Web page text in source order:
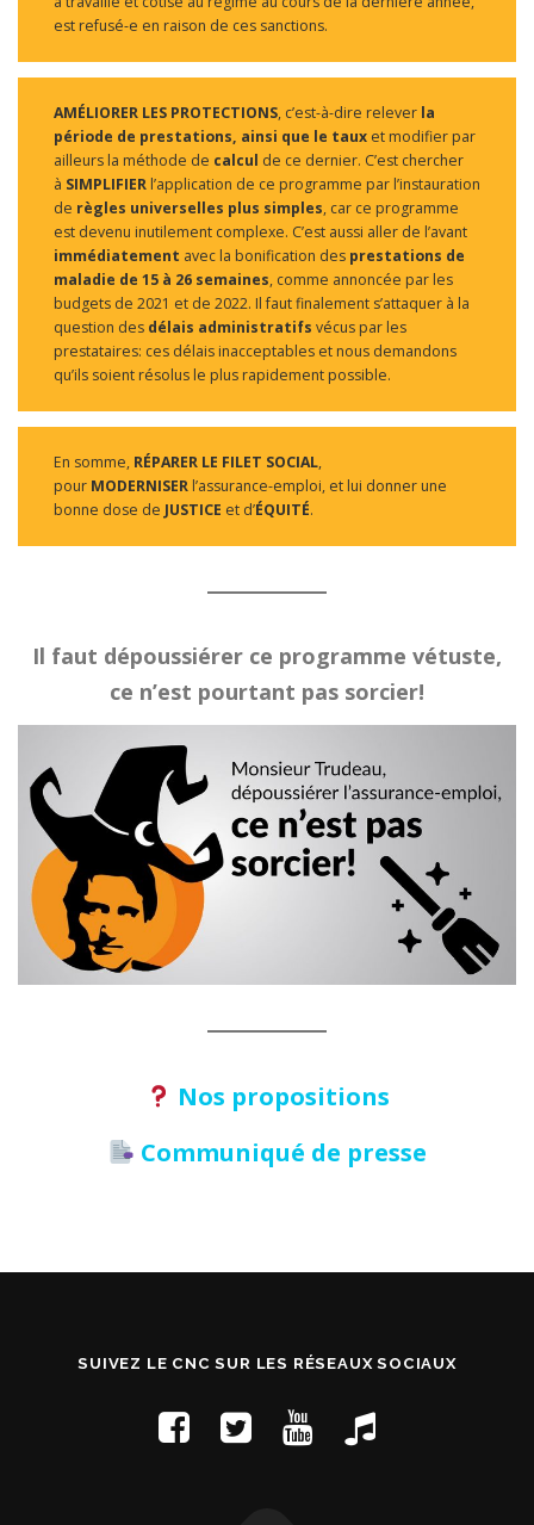
est refusé-e en raison de ces sanctions.
AMÉLIORER LES PROTECTIONS, c’est-à-dire relever la
période de prestations, ainsi que le taux et modifier par
ailleurs la méthode de calcul de ce dernier. C’est chercher
à SIMPLIFIER l’application de ce programme par l’instauration
de règles universelles plus simples, car ce programme
est devenu inutilement complexe. C’est aussi aller de l’avant
immédiatement avec la bonification des prestations de
maladie de 15 à 26 semaines, comme annoncée par les
budgets de 2021 et de 2022. Il faut finalement s’attaquer à la
question des délais administratifs vécus par les
prestataires: ces délais inacceptables et nous demandons
qu’ils soient résolus le plus rapidement possible.
En somme, RÉPARER LE FILET SOCIAL,
pour MODERNISER l’assurance-emploi, et lui donner une
bonne dose de JUSTICE et d’ÉQUITÉ.
Il faut dépoussiérer ce programme vétuste,
ce n’est pourtant pas sorcier!
Nos propositions
Communiqué de presse
SUIVEZ LE CNC SUR LES RÉSEAUX SOCIAUX